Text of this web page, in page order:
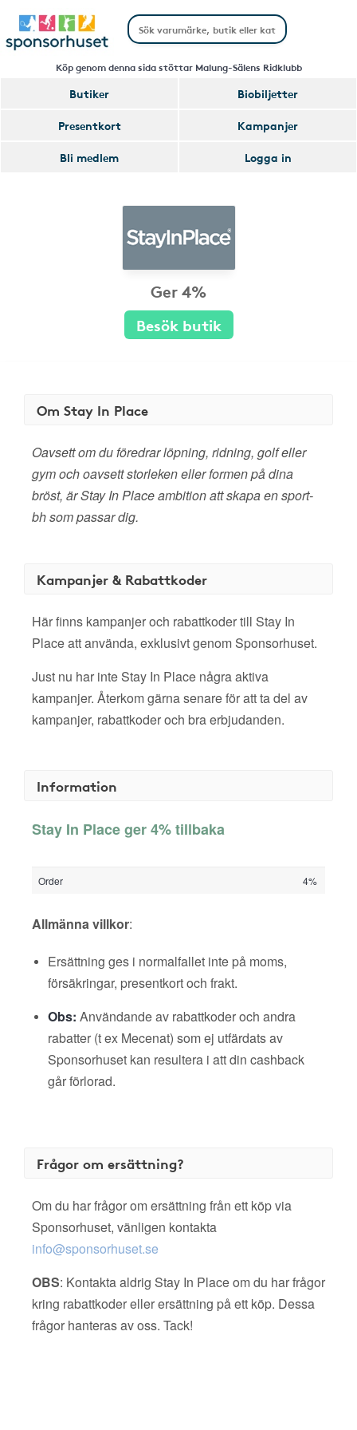
Köp genom denna sida stöttar Malung-Sälens Ridklubb
Butiker
Biobiljetter
Presentkort
Kampanjer
Bli medlem
Logga in
Ger 4%
Besök butik
Om Stay In Place
Oavsett om du föredrar löpning, ridning, golf eller
gym och oavsett storleken eller formen på dina
bröst, är Stay In Place ambition att skapa en sport-
bh som passar dig.
Kampanjer & Rabattkoder
Här finns kampanjer och rabattkoder till Stay In
Place att använda, exklusivt genom Sponsorhuset.
Just nu har inte Stay In Place några aktiva
kampanjer. Återkom gärna senare för att ta del av
kampanjer, rabattkoder och bra erbjudanden.
Information
Stay In Place ger 4% tillbaka
Order 4%
Allmänna villkor:
Ersättning ges i normalfallet inte på moms,
försäkringar, presentkort och frakt.
Obs: Användande av rabattkoder och andra
rabatter (t ex Mecenat) som ej utfärdats av
Sponsorhuset kan resultera i att din cashback
går förlorad.
Frågor om ersättning?
Om du har frågor om ersättning från ett köp via
Sponsorhuset, vänligen kontakta
info@sponsorhuset.se
OBS: Kontakta aldrig Stay In Place om du har frågor
kring rabattkoder eller ersättning på ett köp. Dessa
frågor hanteras av oss. Tack!